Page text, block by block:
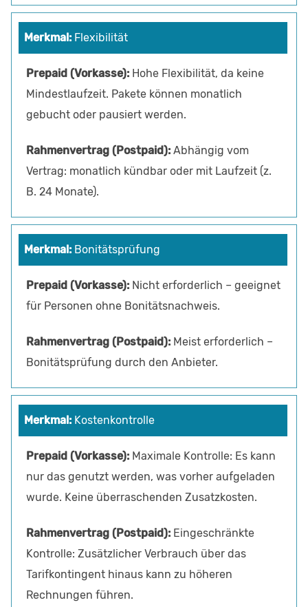
Flexibilität
Hohe Flexibilität, da keine
Mindestlaufzeit. Pakete können monatlich
gebucht oder pausiert werden.
Abhängig vom
Vertrag: monatlich kündbar oder mit Laufzeit (z.
B. 24 Monate).
Bonitätsprüfung
Nicht erforderlich – geeignet
für Personen ohne Bonitätsnachweis.
Meist erforderlich –
Bonitätsprüfung durch den Anbieter.
Kostenkontrolle
Maximale Kontrolle: Es kann
nur das genutzt werden, was vorher aufgeladen
wurde. Keine überraschenden Zusatzkosten.
Eingeschränkte
Kontrolle: Zusätzlicher Verbrauch über das
Tarifkontingent hinaus kann zu höheren
Rechnungen führen.